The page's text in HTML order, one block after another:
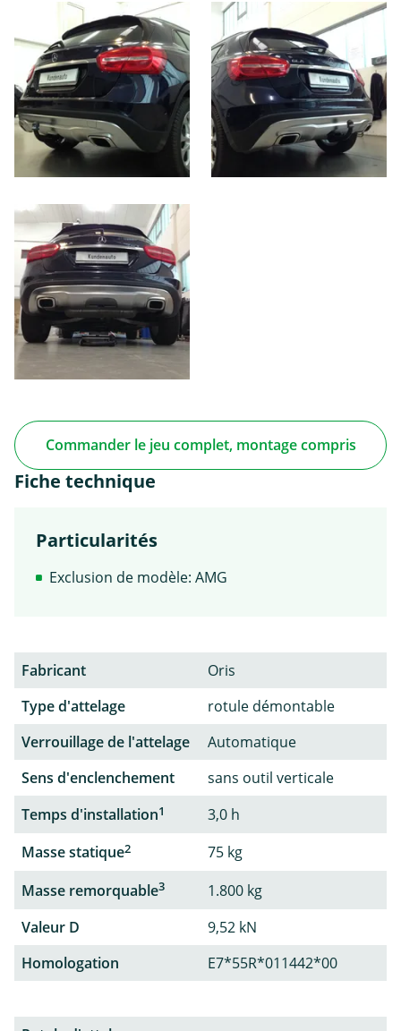
Commander le jeu complet, montage compris
Fiche technique
Particularités
Exclusion de modèle: AMG
Fabricant
Oris
Type d'attelage
rotule démontable
Verrouillage de l'attelage
Automatique
Sens d'enclenchement
sans outil verticale
Temps d'installation1
3,0 h
Masse statique2
75 kg
Masse remorquable3
1.800 kg
Valeur D
9,52 kN
Homologation
E7*55R*011442*00